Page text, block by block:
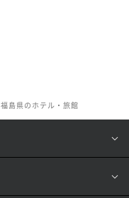
福島県のホテル・旅館